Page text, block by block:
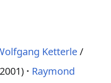
Ketterle/
Raymond